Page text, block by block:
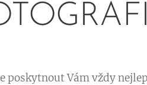
poskytnout Vám vždy